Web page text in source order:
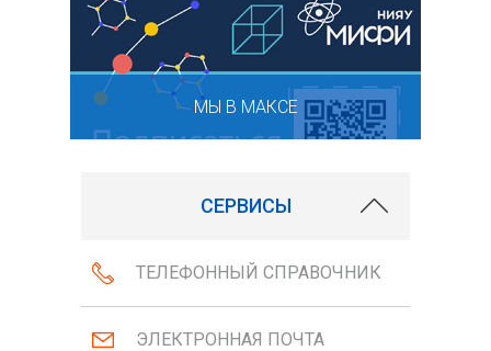
МЫ В МАКСЕ
СЕРВИСЫ
ТЕЛЕФОННЫЙ СПРАВОЧНИК
ЭЛЕКТРОННАЯ ПОЧТА